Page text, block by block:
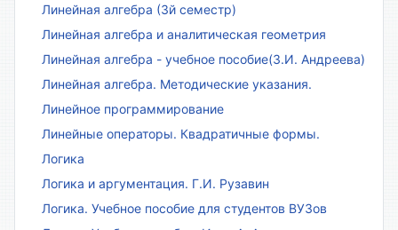
Линейная алгебра (3й семестр)
Линейная алгебра и аналитическая геометрия
Линейная алгебра - учебное пособие(З.И. Андреева)
Линейная алгебра. Методические указания.
Линейное программирование
Линейные операторы. Квадратичные формы.
Логика
Логика и аргументация. Г.И. Рузавин
Логика. Учебное пособие для студентов ВУЗов